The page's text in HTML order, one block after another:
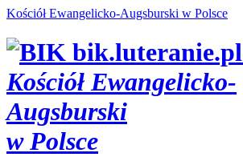
Kościół Ewangelicko-Augsburski w Polsce
bik.luteranie.pl
Kościół Ewangelicko-
Augsburski
w Polsce